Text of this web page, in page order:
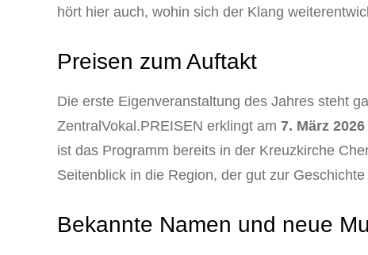
hört hier auch, wohin sich der Klang
Preisen zum Auftakt
Die erste Eigenveranstaltung des Jahres steht
ZentralVokal.PREISEN erklingt am 7. März 2026
ist das Programm bereits in der Kreuzkirche
Seitenblick in die Region, der gut zur
Bekannte Namen und neue